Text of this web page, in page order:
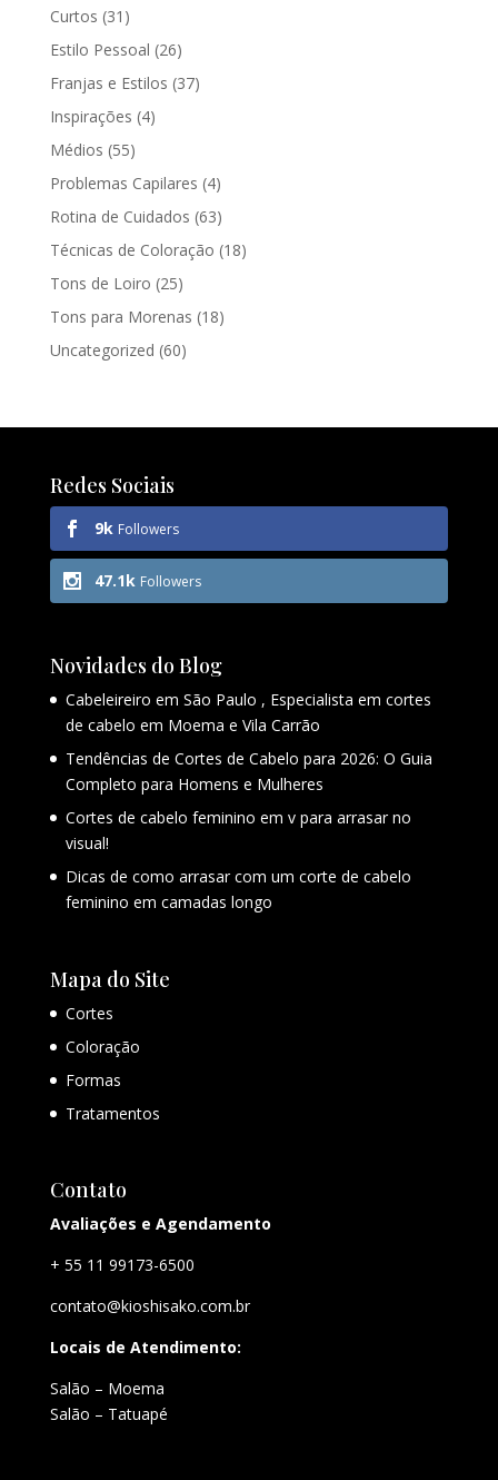
Curtos (31)
Estilo Pessoal (26)
Franjas e Estilos (37)
Inspirações (4)
Médios (55)
Problemas Capilares (4)
Rotina de Cuidados (63)
Técnicas de Coloração (18)
Tons de Loiro (25)
Tons para Morenas (18)
Uncategorized (60)
Redes Sociais
9k Followers
47.1k Followers
Novidades do Blog
Cabeleireiro em São Paulo , Especialista em cortes
de cabelo em Moema e Vila Carrão
Tendências de Cortes de Cabelo para 2026: O Guia
Completo para Homens e Mulheres
Cortes de cabelo feminino em v para arrasar no
visual!
Dicas de como arrasar com um corte de cabelo
feminino em camadas longo
Mapa do Site
Cortes
Coloração
Formas
Tratamentos
Contato
Avaliações e Agendamento
+ 55 11 99173-6500
contato@kioshisako.com.br
Locais de Atendimento:
Salão – Moema
Salão – Tatuapé